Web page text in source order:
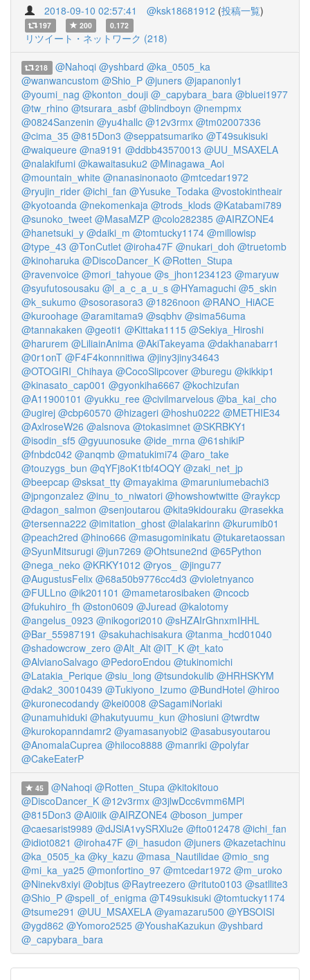
2018-09-10 02:57:41 @ksk18681912 (投稿一覧)
197 200 0.172
リツイート・ネットワーク (218)
218 @Nahoqi @yshbard @ka_0505_ka
@wanwancustom @Shio_P @juners @japanonly1
@youmi_nag @konton_douji @_capybara_bara @bluei1977
@tw_rhino @tsurara_asbf @blindboyn @nempmx
@0824Sanzenin @yu4hallc @12v3rmx @tm02007336
@cima_35 @815Don3 @seppatsumariko @T49sukisuki
@waiqueure @na9191 @ddbb43570013 @UU_MSAXELA
@nalakifumi @kawaitasuku2 @Minagawa_Aoi
@mountain_white @nanasinonaoto @mtcedar1972
@ryujin_rider @ichi_fan @Yusuke_Todaka @vostokintheair
@kyotoanda @nekomenkaja @trods_klods @Katabami789
@sunoko_tweet @MasaMZP @colo282385 @AIRZONE4
@hanetsuki_y @daiki_m @tomtucky1174 @millowisp
@type_43 @TonCutlet @iroha47F @nukari_doh @truetomb
@kinoharuka @DiscoDancer_K @Rotten_Stupa
@ravenvoice @mori_tahyoue @s_jhon1234123 @maryuw
@syufutosousaku @l_a_c_a_u_s @HYamaguchi @5_skin
@k_sukumo @sosorasora3 @1826noon @RANO_HiACE
@kuroohage @aramitama9 @sqbhv @sima56uma
@tannakaken @geoti1 @Kittaka1115 @Sekiya_Hiroshi
@harurem @LiliainAnima @AkiTakeyama @dakhanabarr1
@0r1onT @F4F4konnnitiwa @jiny3jiny34643
@OTOGIRI_Chihaya @CocoSlipcover @buregu @kikkip1
@kinasato_cap001 @gyonkiha6667 @kochizufan
@A11900101 @yukku_ree @civilmarvelous @ba_kai_cho
@ugirej @cbp60570 @hizageri @hoshu0222 @METHIE34
@AxlroseW26 @alsnova @tokasimnet @SKRBKY1
@isodin_sf5 @gyuunosuke @ide_mrna @61shikiP
@fnbdc042 @anqmb @matukimi74 @aro_take
@touzygs_bun @qYFj8oK1tbf4OQY @zaki_net_jp
@beepcap @sksat_tty @mayakima @maruniumebachi3
@jpngonzalez @inu_to_niwatori @howshowtwitte @raykcp
@dagon_salmon @senjoutarou @kita9kidouraku @rasekka
@tersenna222 @imitation_ghost @lalakarinn @kurumib01
@peach2red @hino666 @masugominikatu @tukaretaossan
@SyunMitsurugi @jun7269 @Ohtsune2nd @65Python
@nega_neko @KRKY1012 @ryos_ @jingu77
@AugustusFelix @68a50b9776cc4d3 @violetnyanco
@FULLno @ik201101 @mametarosibaken @ncocb
@fukuhiro_fh @ston0609 @Juread @kalotomy
@angelus_0923 @nikogori2010 @sHZAIrGhnxmIHHL
@Bar_55987191 @sakuhachisakura @tanma_hcd01040
@shadowcrow_zero @Alt_Alt @IT_K @t_kato
@AlvianoSalvago @PedoroEndou @tukinomichi
@Latakia_Perique @siu_long @tsundokulib @HRHSKYM
@dak2_30010439 @Tukiyono_Izumo @BundHotel @hiroo
@kuronecodandy @kei0008 @SagamiNoriaki
@unamuhiduki @hakutyuumu_kun @hosiuni @twrdtw
@kurokopanndamr2 @yamasanyobi2 @asabusyoutarou
@AnomalaCuprea @hiloco8888 @manriki @polyfar
@CakeEaterP
45 @Nahoqi @Rotten_Stupa @kitokitouo
@DiscoDancer_K @12v3rmx @3jlwDcc6vmm6MPl
@815Don3 @Ai0iik @AIRZONE4 @boson_jumper
@caesarist9989 @dJSlA1vySRXlu2e @fto012478 @ichi_fan
@idiot0821 @iroha47F @i_hasudon @juners @kazetachinu
@ka_0505_ka @ky_kazu @masa_Nautilidae @mio_sng
@mi_ka_ya25 @monfortino_97 @mtcedar1972 @m_uroko
@Ninekv8xiyi @objtus @Raytreezero @rituto0103 @satllite3
@Shio_P @spell_of_enigma @T49sukisuki @tomtucky1174
@tsume291 @UU_MSAXELA @yamazaru500 @YBSOISI
@ygd862 @Yomoro2525 @YoushaKazukun @yshbard
@_capybara_bara